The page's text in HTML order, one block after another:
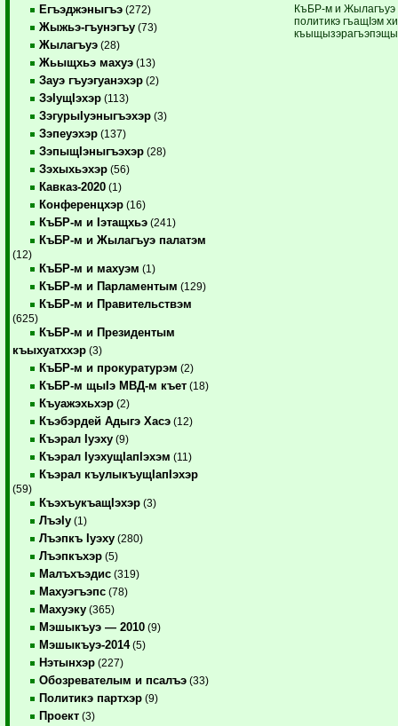
Егъэджэныгъэ (272)
Жыжьэ-гъунэгъу (73)
Жылагъуэ (28)
Жьыщхьэ махуэ (13)
Зауэ гъуэгуанэхэр (2)
ЗэIущIэхэр (113)
ЗэгурыIуэныгъэхэр (3)
Зэпеуэхэр (137)
ЗэпыщIэныгъэхэр (28)
Зэхыхьэхэр (56)
Кавказ-2020 (1)
Конференцхэр (16)
КъБР-м и Iэтащхьэ (241)
КъБР-м и Жылагъуэ палатэм
(12)
КъБР-м и махуэм (1)
КъБР-м и Парламентым (129)
КъБР-м и Правительствэм
(625)
КъБР-м и Президентым
къыхуатххэр (3)
КъБР-м и прокуратурэм (2)
КъБР-м щыIэ МВД-м къет (18)
Къуажэхьхэр (2)
Къэбэрдей Адыгэ Хасэ (12)
Къэрал Iуэху (9)
Къэрал IуэхущIапIэхэм (11)
Къэрал къулыкъущIапIэхэр
(59)
КъэхъукъащIэхэр (3)
ЛъэIу (1)
Лъэпкъ Iуэху (280)
Лъэпкъхэр (5)
Малъхъэдис (319)
Махуэгъэпс (78)
Махуэку (365)
Мэшыкъуэ — 2010 (9)
Мэшыкъуэ-2014(5)
Нэтынхэр (227)
Обозревателым и псалъэ (33)
Политикэ партхэр (9)
Проект (3)
КъБР-м и Жылагъуэ
политикэ гъащIэм